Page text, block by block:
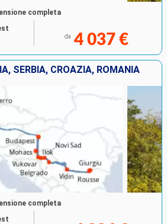
completa
da 4 037 €
SERBIA, CROAZIA, ROMANIA
completa